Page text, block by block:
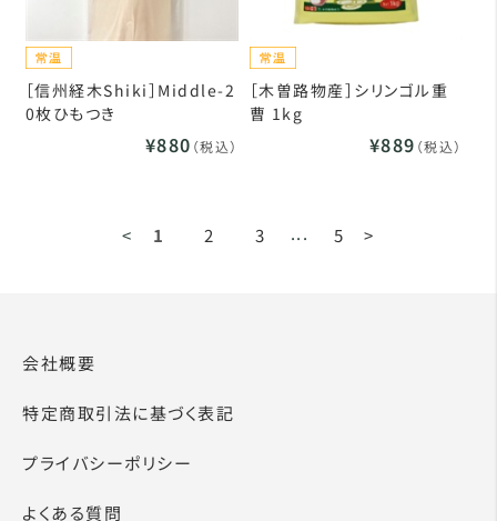
［信州経木Shiki］Middle-2
0枚ひもつき
¥880 （税込）
［木曽路物産］シリンゴル重
曹 1kg
¥889 （税込）
< 1 2 3 ... 5 >
会社概要
特定商取引法に基づく表記
プライバシーポリシー
よくある質問